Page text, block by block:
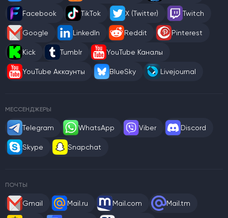
Facebook TikTok X (Twitter) Twitch
Google LinkedIn Reddit Pinterest
Kick Tumblr YouTube Каналы
YouTube Аккаунты BlueSky Livejournal
МЕССЕНДЖЕРЫ
Telegram WhatsApp Viber Discord
Skype Snapchat
ПОЧТЫ
Gmail Mail.ru Mail.com Mail.tm